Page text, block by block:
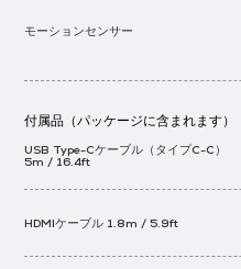
モーションセンサー
付属品（パッケージに含まれます）
USB Type-Cケーブル（タイプC-C）
5m / 16.4ft
HDMIケーブル 1.8m / 5.9ft